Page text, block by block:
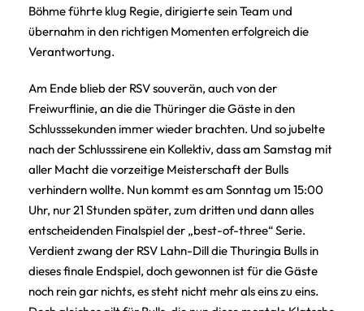
Böhme führte klug Regie, dirigierte sein Team und
übernahm in den richtigen Momenten erfolgreich die
Verantwortung.
Am Ende blieb der RSV souverän, auch von der
Freiwurflinie, an die die Thüringer die Gäste in den
Schlusssekunden immer wieder brachten. Und so jubelte
nach der Schlusssirene ein Kollektiv, dass am Samstag mit
aller Macht die vorzeitige Meisterschaft der Bulls
verhindern wollte. Nun kommt es am Sonntag um 15:00
Uhr, nur 21 Stunden später, zum dritten und dann alles
entscheidenden Finalspiel der „best-of-three“ Serie.
Verdient zwang der RSV Lahn-Dill die Thuringia Bulls in
dieses finale Endspiel, doch gewonnen ist für die Gäste
noch rein gar nichts, es steht nicht mehr als eins zu eins.